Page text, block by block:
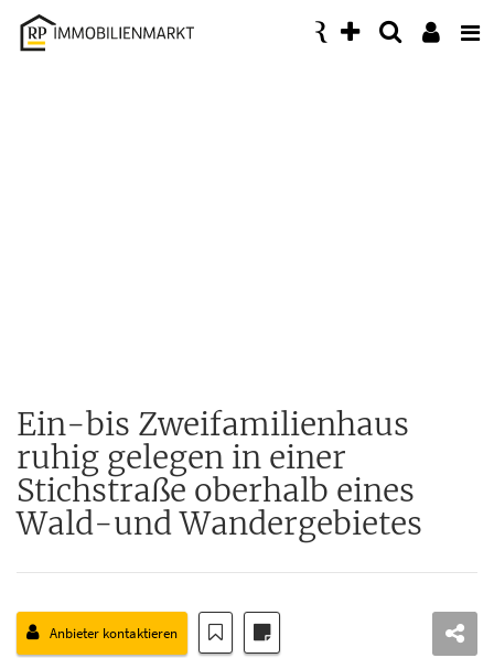
Accessibility
Modus
Ein-bis Zweifamilienhaus
ruhig gelegen in einer
Stichstraße oberhalb eines
Wald-und Wandergebietes
Anbieter kontaktieren